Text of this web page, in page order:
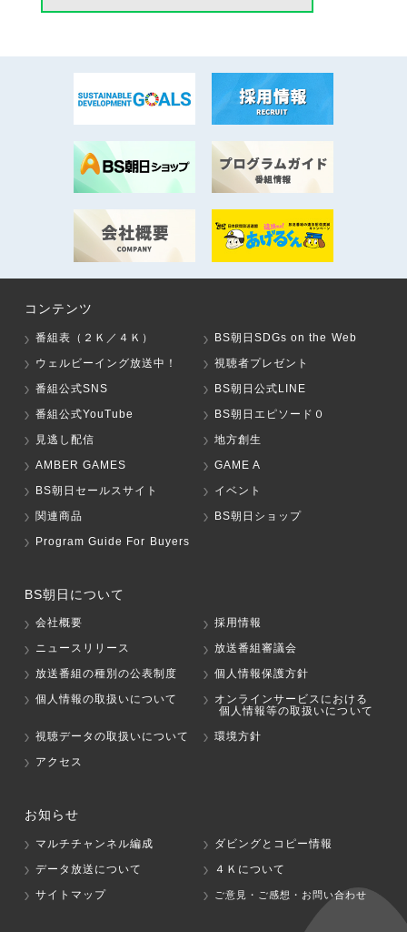
コンテンツ
番組表（２Ｋ／４Ｋ）
BS朝日SDGs on the Web
ウェルビーイング放送中！
視聴者プレゼント
番組公式SNS
BS朝日公式LINE
番組公式YouTube
BS朝日エピソード０
見逃し配信
地方創生
AMBER GAMES
GAME A
BS朝日セールスサイト
イベント
関連商品
BS朝日ショップ
Program Guide For Buyers
BS朝日について
会社概要
採用情報
ニュースリリース
放送番組審議会
放送番組の種別の公表制度
個人情報保護方針
個人情報の取扱いについて
オンラインサービスにおける
個人情報等の取扱いについて
視聴データの取扱いについて
環境方針
アクセス
お知らせ
マルチチャンネル編成
ダビングとコピー情報
データ放送について
４Ｋについて
サイトマップ
ご意見・ご感想・お問い合わせ